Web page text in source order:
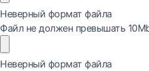
Неверный формат файла
Файл не должен превышать
Неверный формат файла